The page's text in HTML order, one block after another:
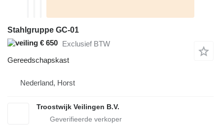
Stahlgruppe GC-01
€ 650 Exclusief BTW
Gereedschapskast
Nederland, Horst
Troostwijk Veilingen B.V.